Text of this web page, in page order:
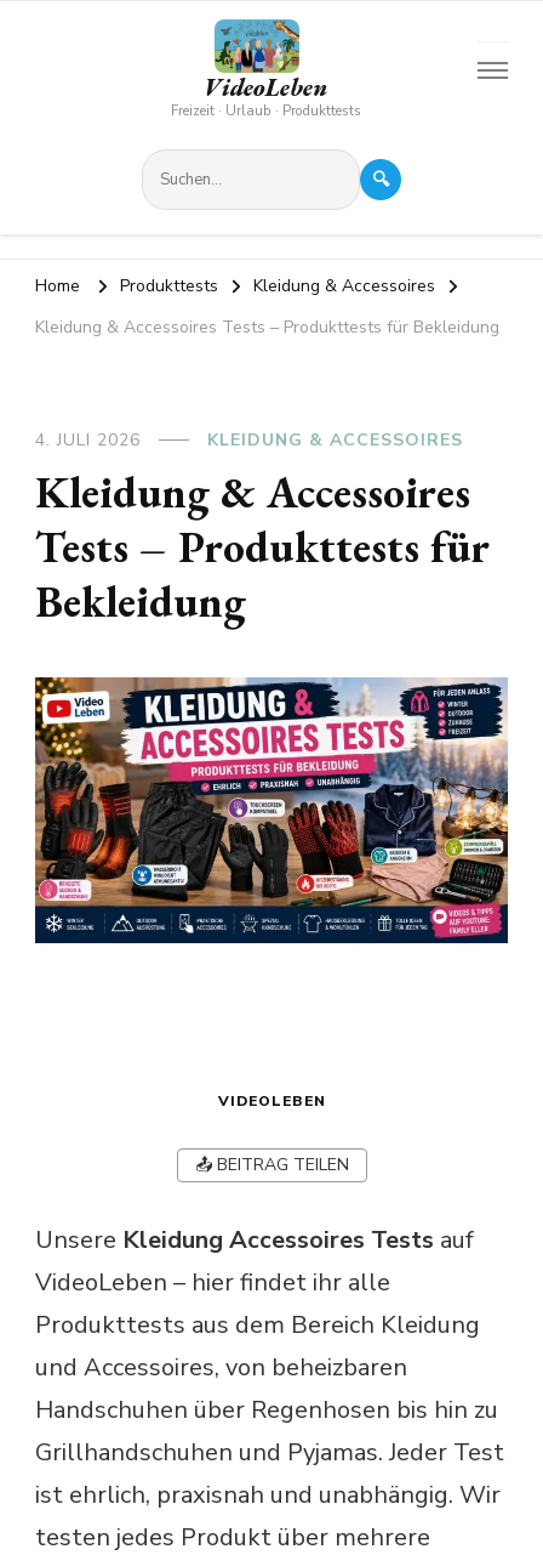
VideoLeben
Freizeit · Urlaub · Produkttests
🔍
Home Produkttests
Kleidung & Accessoires
Kleidung & Accessoires Tests – Produkttests für Bekleidung
4. JULI 2026 KLEIDUNG & ACCESSOIRES
Kleidung & Accessoires
Tests – Produkttests für
Bekleidung
VIDEOLEBEN
📤 BEITRAG TEILEN
Unsere Kleidung Accessoires Tests auf
VideoLeben – hier findet ihr alle
Produkttests aus dem Bereich Kleidung
und Accessoires, von beheizbaren
Handschuhen über Regenhosen bis hin zu
Grillhandschuhen und Pyjamas. Jeder Test
ist ehrlich, praxisnah und unabhängig. Wir
testen jedes Produkt über mehrere